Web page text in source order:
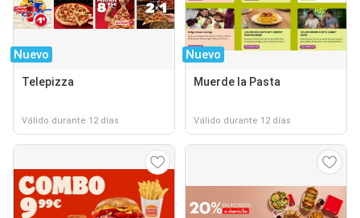
Nuevo
Telepizza
Válido durante 12 días
Nuevo
Muerde la Pasta
Válido durante 12 días